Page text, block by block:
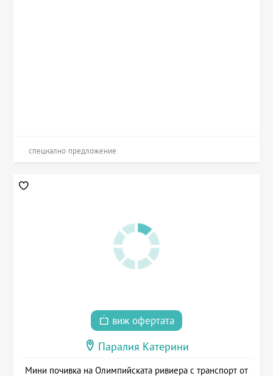
специално предложение
виж офертата
Паралия Катерини
Мини почивка на Олимпийската ривиера с транспорт от